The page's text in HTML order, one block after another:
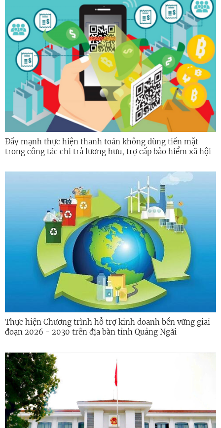
Đẩy mạnh thực hiện thanh toán không dùng tiền mặt
trong công tác chi trả lương hưu, trợ cấp bảo hiểm xã hội
Thực hiện Chương trình hỗ trợ kinh doanh bền vững giai
đoạn 2026 - 2030 trên địa bàn tỉnh Quảng Ngãi